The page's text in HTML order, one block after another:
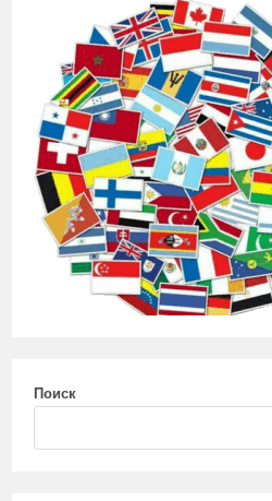
Поиск